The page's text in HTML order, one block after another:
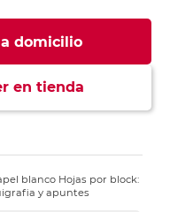
domicilio
en tienda
blanco Hojas por block:
y apuntes